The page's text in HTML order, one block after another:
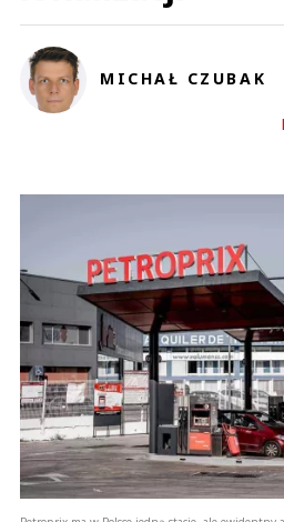
MICHAŁ CZUBAK